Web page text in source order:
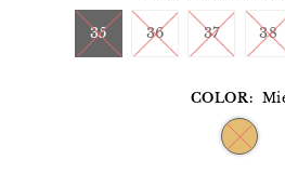
35 36 37 38
COLOR: